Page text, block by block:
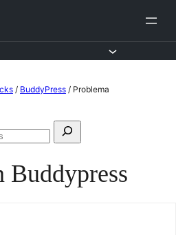
/ BuddyPress / Problema
Buscar
foros
Buddypress